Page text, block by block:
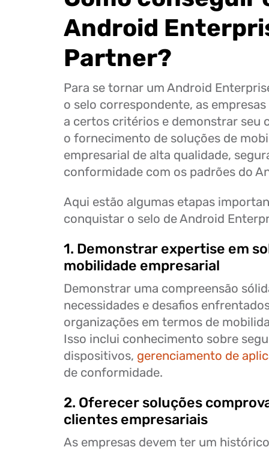
Android
Partner?
Para se tornar um Android
o selo correspondente, as
a certos critérios e demonstrar seu
o fornecimento de soluções de
empresarial de alta qualidade,
conformidade com os padrões do
Aqui estão algumas etapas
conquistar o selo de Android
1. Demonstrar expertise em
mobilidade empresarial
Demonstrar uma compreensão
necessidades e desafios
organizações em termos de
Isso inclui conhecimento sobre
dispositivos, gerenciamento de
de conformidade.
2. Oferecer soluções
clientes empresariais
As empresas devem ter um